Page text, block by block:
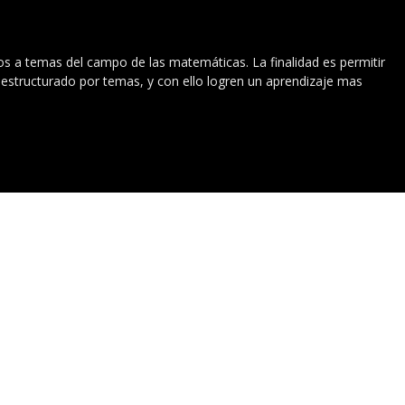
a temas del campo de las matemáticas. La finalidad es permitir
por temas, y con ello logren un aprendizaje mas